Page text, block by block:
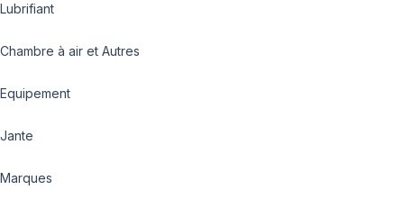
Lubrifiant
Chambre à air et Autres
Equipement
Jante
Marques